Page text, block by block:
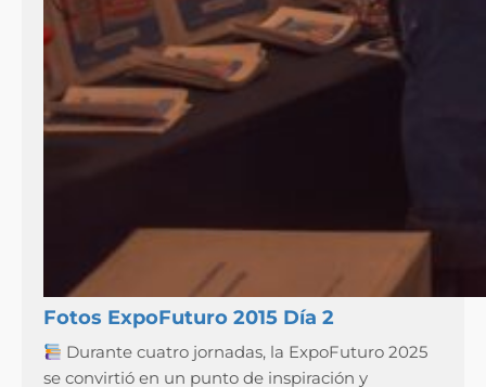
Fotos ExpoFuturo 2015 Día 2
Durante cuatro jornadas, la ExpoFuturo 2025
se convirtió en un punto de inspiración y